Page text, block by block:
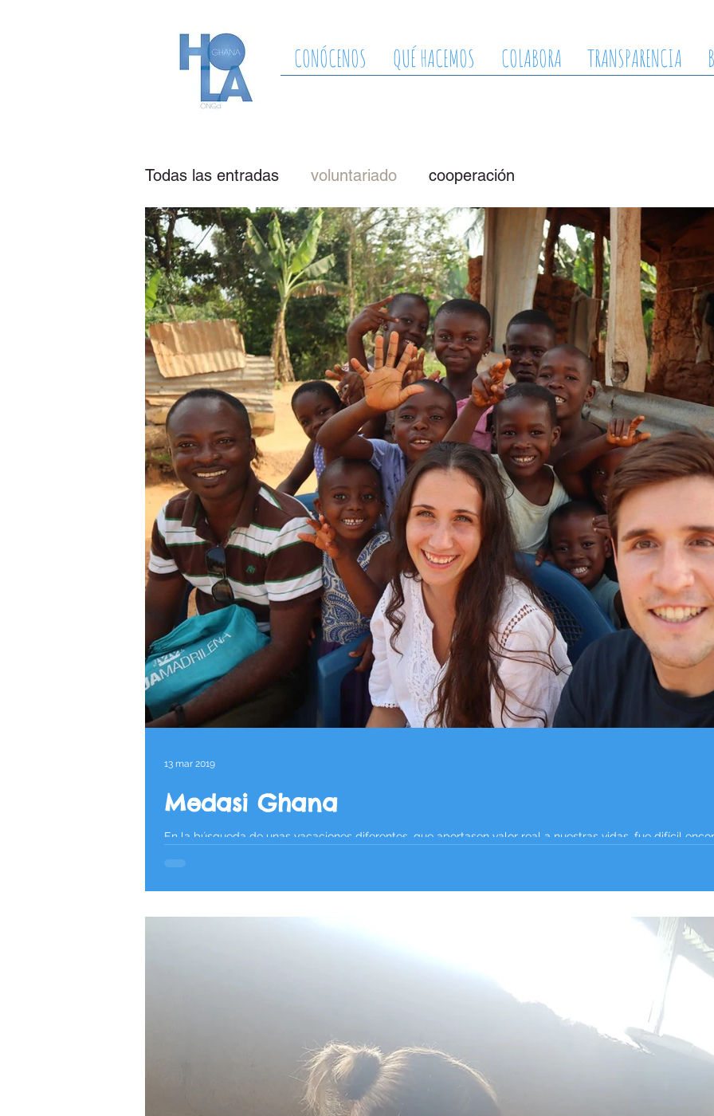
CONÓCENOS QUÉ HACEMOS COLABORA TRANSPARENCIA
Todas las entradas voluntariado cooperación
Medasi Ghana
En la búsqueda de unas vacaciones diferentes, que aportasen valor real a nuestras vidas, fue difícil
13 mar 2019